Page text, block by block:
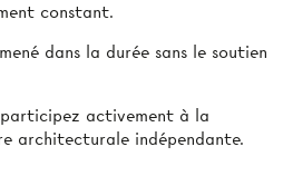
constant.
dans la durée sans le soutien
activement à la
architecturale indépendante.